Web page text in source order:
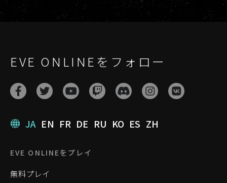
EVE ONLINEをフォロー
JA EN FR DE RU KO ES ZH
EVE ONLINEをプレイ
無料プレイ